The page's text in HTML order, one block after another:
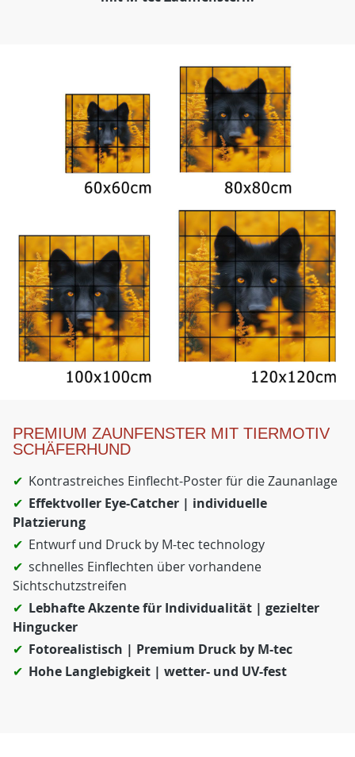
PREMIUM ZAUNFENSTER MIT TIERMOTIV
SCHÄFERHUND
Kontrastreiches Einflecht-Poster für die Zaunanlage
Effektvoller Eye-Catcher | individuelle
Platzierung
Entwurf und Druck by M-tec technology
schnelles Einflechten über vorhandene
Sichtschutzstreifen
Lebhafte Akzente für Individualität | gezielter
Hingucker
Fotorealistisch | Premium Druck by M-tec
Hohe Langlebigkeit | wetter- und UV-fest